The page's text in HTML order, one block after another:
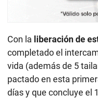
Con la liberación de
completado el
vida (además de 5
pactado en esta
días y que concluye el